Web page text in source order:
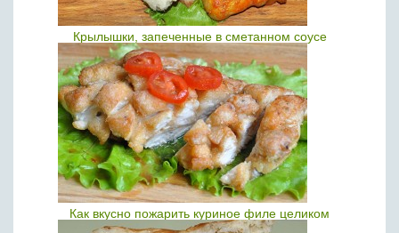
Крылышки, запеченные в сметанном соусе
Как вкусно пожарить куриное филе целиком